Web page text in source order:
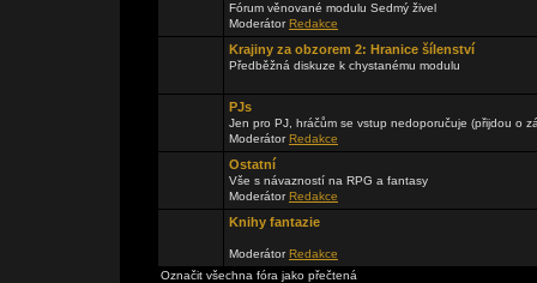
Fórum věnované modulu Sedmý živel
ModerátorRedakce
Krajiny za obzorem 2: Hranice šílenství
Předběžná diskuze k chystanému modulu
PJs
Jen pro PJ, hráčům se vstup nedoporučuje (přijdou o
ModerátorRedakce
Ostatní
Vše s návazností na RPG a fantasy
ModerátorRedakce
Knihy fantazie
ModerátorRedakce
Označit všechna fóra jako přečtená